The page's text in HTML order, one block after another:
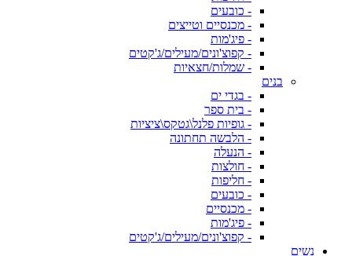
- כובעים
- מכנסיים וטייצים
- פיג'מות
- קפוצ'ונים/מעילים/ג'קטים
- שמלות/חצאיות
בנים
- בגדי ים
- בית ספר
- גופיות פלנל\גטקס\ציציות
- הלבשה תחתונה
- הנעלה
- חולצות
- חליפות
- כובעים
- מכנסיים
- פיג'מות
- קפוצ'ונים/מעילים/ג'קטים
נשים